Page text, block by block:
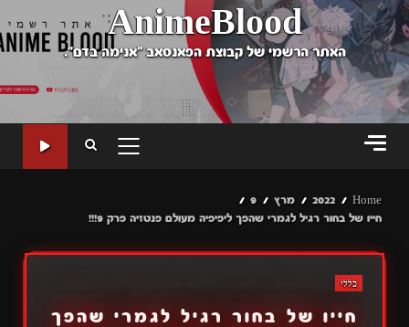
AnimeBlood
האתר הרשמי של קבוצת הפאנסאב "אנימה בדם".
PRIMARY
Home
2022 מרץ
9
חייו של בחור רגיל לגמרי שהפך ליפיפיה מעולם פנטזיה פרק 9!!!
כללי
חייו של בחור רגיל לגמרי שהפך